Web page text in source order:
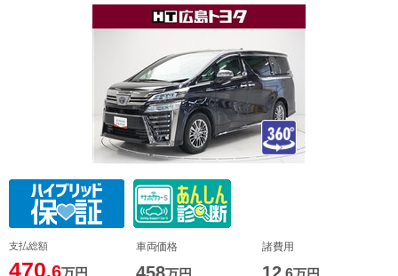
支払総額
470.6
車両価格 諸費用